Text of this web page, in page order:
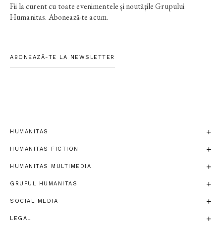
Fii la curent cu toate evenimentele și noutățile Grupului
Humanitas. Abonează-te acum.
ABONEAZĂ-TE LA NEWSLETTER
HUMANITAS
HUMANITAS FICTION
HUMANITAS MULTIMEDIA
GRUPUL HUMANITAS
SOCIAL MEDIA
LEGAL